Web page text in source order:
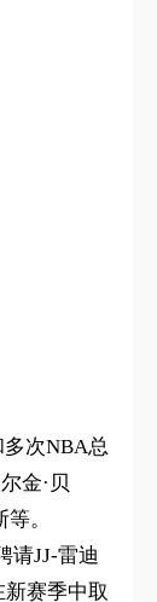
次NBA总
金·贝
。
请JJ-雷迪
赛季中取